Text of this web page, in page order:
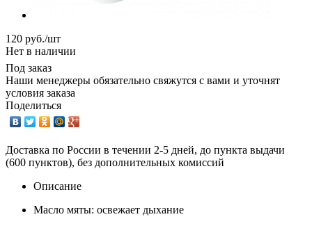
120 руб./шт
Нет в наличии
Под заказ
Наши менеджеры обязательно свяжутся с вами и уточнят
условия заказа
Поделиться
Доставка по России в течении 2-5 дней, до пункта выдачи
(600 пунктов), без дополнительных комиссий
Описание
Масло мяты: освежает дыхание